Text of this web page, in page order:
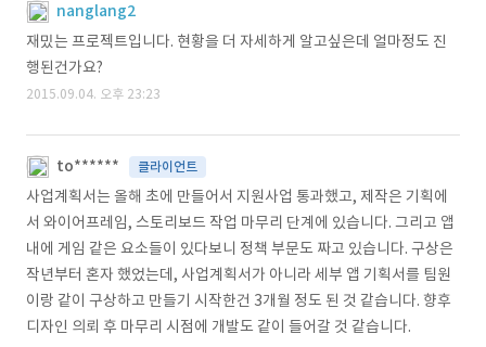
nanglang2
재밌는 프로젝트입니다. 현황을 더 자세하게 알고싶은데 얼마정도 진
행된건가요?
2015.09.04. 오후 23:23
to****** 클라이언트
사업계획서는 올해 초에 만들어서 지원사업 통과했고, 제작은 기획에
서 와이어프레임, 스토리보드 작업 마무리 단계에 있습니다. 그리고 앱
내에 게임 같은 요소들이 있다보니 정책 부문도 짜고 있습니다. 구상은
작년부터 혼자 했었는데, 사업계획서가 아니라 세부 앱 기획서를 팀원
이랑 같이 구상하고 만들기 시작한건 3개월 정도 된 것 같습니다. 향후
디자인 의뢰 후 마무리 시점에 개발도 같이 들어갈 것 같습니다.